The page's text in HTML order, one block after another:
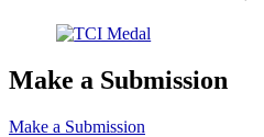
Make a Submission
Make a Submission